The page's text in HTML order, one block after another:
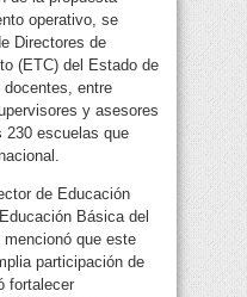
operativo, se
Directores de
(ETC) del Estado de
docentes, entre
y asesores
230 escuelas que
de Educación
Básica del
que este
participación de
fortalecer